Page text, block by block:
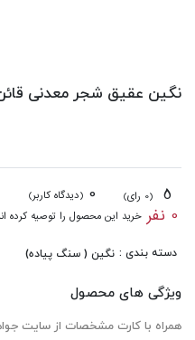
نگین عقیق شجر معدنی
(0 رای) 0 (دیدگاه کاربر)
0 نفر خرید این محصول را توصیه کرده
دسته بندی : نگین ( سنگ پیاده)
ویژگی های محصول
همراه با کارت مشخصات از سایت